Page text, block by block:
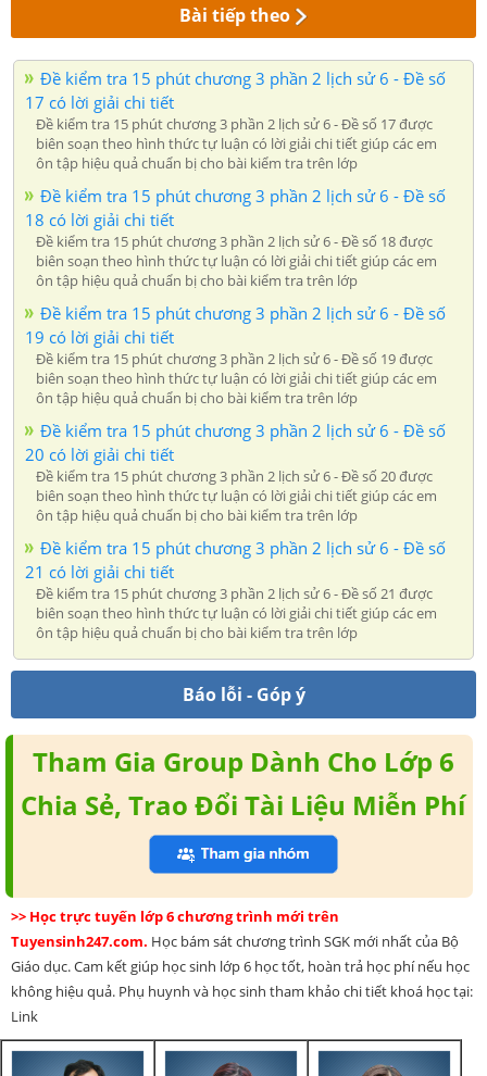
Bài tiếp theo
Đề kiểm tra 15 phút chương 3 phần 2 lịch sử 6 - Đề số
17 có lời giải chi tiết
Đề kiểm tra 15 phút chương 3 phần 2 lịch sử 6 - Đề số 17 được
biên soạn theo hình thức tự luận có lời giải chi tiết giúp các em
ôn tập hiệu quả chuẩn bị cho bài kiểm tra trên lớp
Đề kiểm tra 15 phút chương 3 phần 2 lịch sử 6 - Đề số
18 có lời giải chi tiết
Đề kiểm tra 15 phút chương 3 phần 2 lịch sử 6 - Đề số 18 được
biên soạn theo hình thức tự luận có lời giải chi tiết giúp các em
ôn tập hiệu quả chuẩn bị cho bài kiểm tra trên lớp
Đề kiểm tra 15 phút chương 3 phần 2 lịch sử 6 - Đề số
19 có lời giải chi tiết
Đề kiểm tra 15 phút chương 3 phần 2 lịch sử 6 - Đề số 19 được
biên soạn theo hình thức tự luận có lời giải chi tiết giúp các em
ôn tập hiệu quả chuẩn bị cho bài kiểm tra trên lớp
Đề kiểm tra 15 phút chương 3 phần 2 lịch sử 6 - Đề số
20 có lời giải chi tiết
Đề kiểm tra 15 phút chương 3 phần 2 lịch sử 6 - Đề số 20 được
biên soạn theo hình thức tự luận có lời giải chi tiết giúp các em
ôn tập hiệu quả chuẩn bị cho bài kiểm tra trên lớp
Đề kiểm tra 15 phút chương 3 phần 2 lịch sử 6 - Đề số
21 có lời giải chi tiết
Đề kiểm tra 15 phút chương 3 phần 2 lịch sử 6 - Đề số 21 được
biên soạn theo hình thức tự luận có lời giải chi tiết giúp các em
ôn tập hiệu quả chuẩn bị cho bài kiểm tra trên lớp
Báo lỗi - Góp ý
Tham Gia Group Dành Cho Lớp 6
Chia Sẻ, Trao Đổi Tài Liệu Miễn Phí
>> Học trực tuyến lớp 6 chương trình mới trên
Tuyensinh247.com. Học bám sát chương trình SGK mới nhất của Bộ
Giáo dục. Cam kết giúp học sinh lớp 6 học tốt, hoàn trả học phí nếu học
không hiệu quả. Phụ huynh và học sinh tham khảo chi tiết khoá học tại:
Link